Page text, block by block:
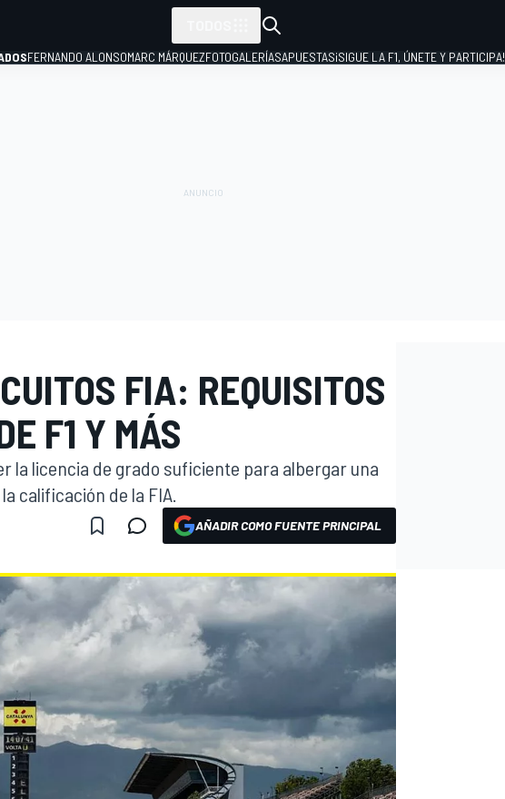
FERNANDO ALONSOMARC MÁRQUEZFOTOGALERÍASAPUESTAS¡SIGUE LA F1, ÚNETE Y PARTICIPA!
FIA: REQUISITOS
F1 Y MÁS
la licencia de grado suficiente para albergar una
calificación de la FIA.
AÑADIR COMO FUENTE PRINCIPAL